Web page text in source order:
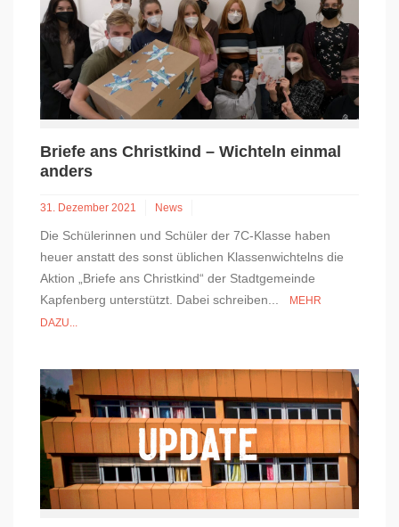
Briefe ans Christkind – Wichteln einmal
anders
31. Dezember 2021 News
Die Schülerinnen und Schüler der 7C-Klasse haben
heuer anstatt des sonst üblichen Klassenwichtelns die
Aktion „Briefe ans Christkind“ der Stadtgemeinde
Kapfenberg unterstützt. Dabei schreiben...
MEHR
DAZU...